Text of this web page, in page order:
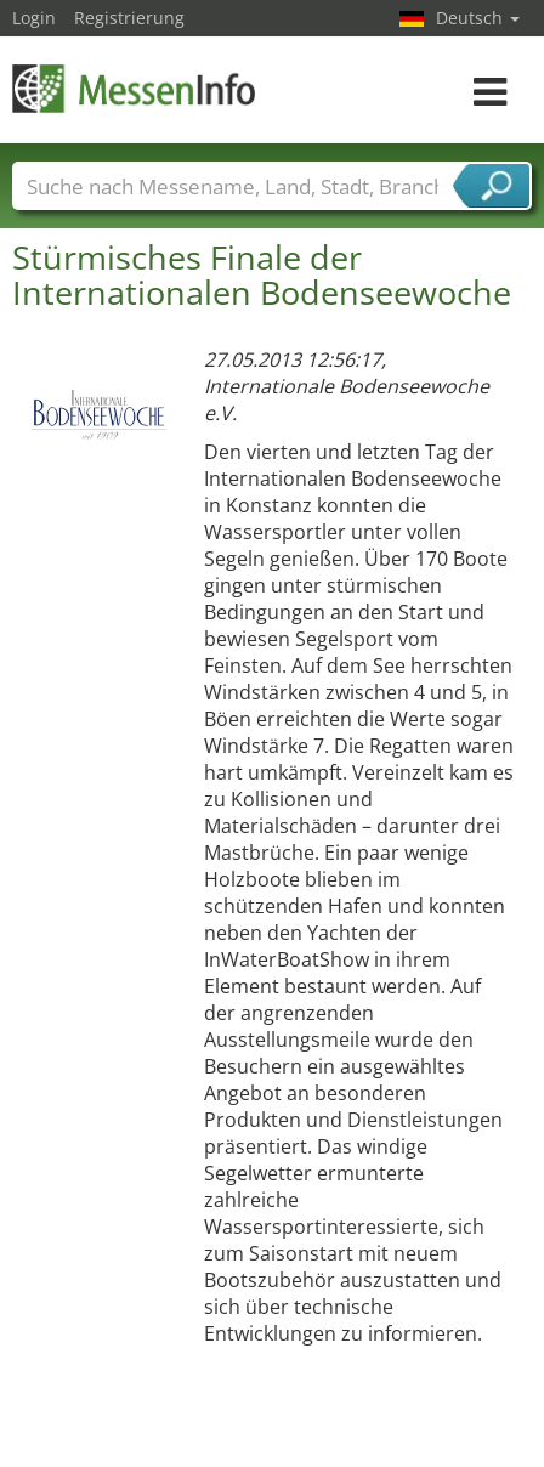
Stürmisches Finale der
Internationalen Bodenseewoche
27.05.2013 12:56:17,
Internationale Bodenseewoche
e.V.
Den vierten und letzten Tag der
Internationalen Bodenseewoche
in Konstanz konnten die
Wassersportler unter vollen
Segeln genießen. Über 170 Boote
gingen unter stürmischen
Bedingungen an den Start und
bewiesen Segelsport vom
Feinsten. Auf dem See herrschten
Windstärken zwischen 4 und 5, in
Böen erreichten die Werte sogar
Windstärke 7. Die Regatten waren
hart umkämpft. Vereinzelt kam es
zu Kollisionen und
Materialschäden – darunter drei
Mastbrüche. Ein paar wenige
Holzboote blieben im
schützenden Hafen und konnten
neben den Yachten der
InWaterBoatShow in ihrem
Element bestaunt werden. Auf
der angrenzenden
Ausstellungsmeile wurde den
Besuchern ein ausgewähltes
Angebot an besonderen
Produkten und Dienstleistungen
präsentiert. Das windige
Segelwetter ermunterte
zahlreiche
Wassersportinteressierte, sich
zum Saisonstart mit neuem
Bootszubehör auszustatten und
sich über technische
Entwicklungen zu informieren.
Login Registrierung Deutsch
Toggle
Messenamen Länder Städte
Branchen
Dienstleisterbranchen